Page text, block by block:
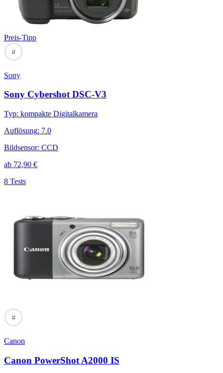
Preis-Tipp
73
Sony
Sony Cybershot DSC-V3
Typ: kompakte Digitalkamera
Auflösung: 7.0
Bildsensor: CCD
ab 72,90 €
8 Tests
73
Canon
Canon PowerShot A2000 IS